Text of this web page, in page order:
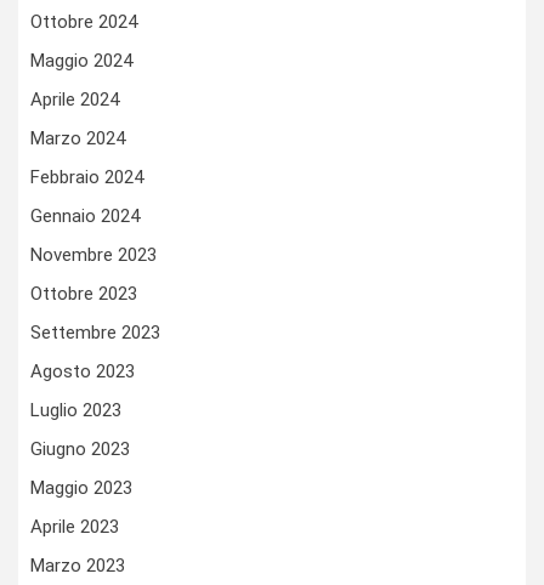
Ottobre 2024
Maggio 2024
Aprile 2024
Marzo 2024
Febbraio 2024
Gennaio 2024
Novembre 2023
Ottobre 2023
Settembre 2023
Agosto 2023
Luglio 2023
Giugno 2023
Maggio 2023
Aprile 2023
Marzo 2023